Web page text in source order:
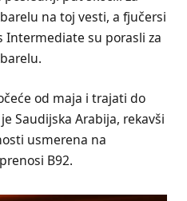
na toj vesti, a fjučersi
Intermediate su porasli za
od maja i trajati do
Saudijska Arabija, rekavši
usmerena na
B92.